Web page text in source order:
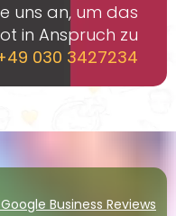
uns an, um das
in Anspruch zu
030 3427234
Business Reviews